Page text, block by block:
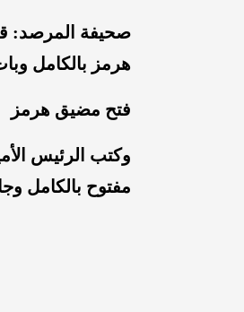
صحيفة المرصد:
هرمز بالكامل
فتح مضيق هرمز
وكتب الرئيس
مفتوح بالكامل